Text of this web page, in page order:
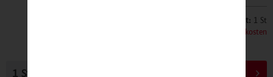
Inhalt: 1 St
zzgl. Versandkosten